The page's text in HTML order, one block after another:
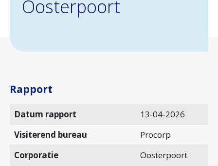
Oosterpoort
Rapport
Datum rapport
13-04-2026
Visiterend bureau
Procorp
Corporatie
Oosterpoort